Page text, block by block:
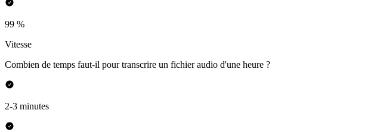
99 %
Vitesse
Combien de temps faut-il pour transcrire un fichier audio d'une heure ?
2-3 minutes